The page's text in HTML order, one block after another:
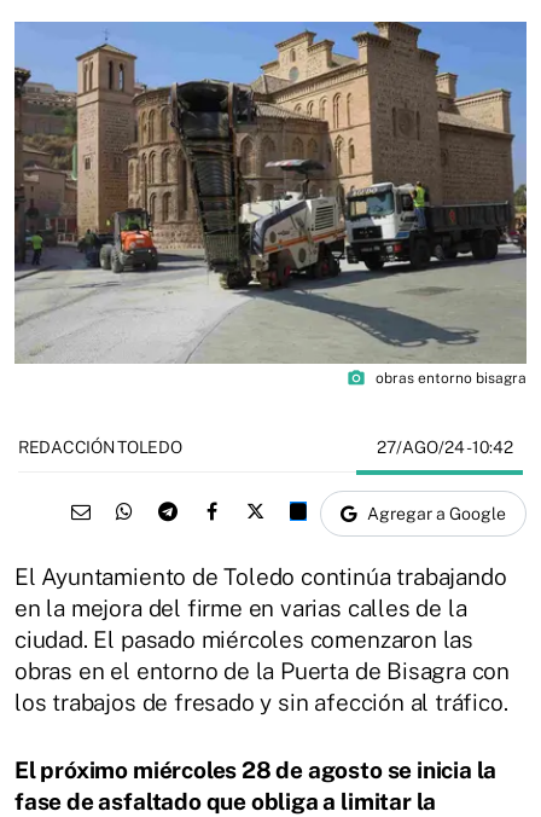
photo_camera obras entorno bisagra
REDACCIÓN TOLEDO 27/AGO/24- 10:42
Agregar a Google
El Ayuntamiento de Toledo continúa trabajando
en la mejora del firme en varias calles de la
ciudad. El pasado miércoles comenzaron las
obras en el entorno de la Puerta de Bisagra con
los trabajos de fresado y sin afección al tráfico.
El próximo miércoles 28 de agosto se inicia la
fase de asfaltado que obliga a limitar la